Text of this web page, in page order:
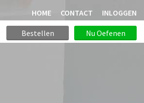
HOME CONTACT INLOGGEN
Bestellen Nu Oefenen